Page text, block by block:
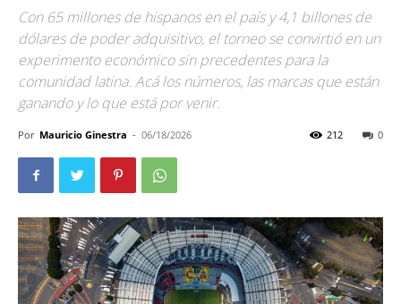
Con 65 millones de hispanos en el país y 4,1 billones de
dólares de poder adquisitivo, el torneo se convirtió en un
experimento económico sin precedentes para la
comunidad latina. Acá los números, las marcas que están
ganando y lo que está por venir.
Por Mauricio Ginestra - 06/18/2026 0
212